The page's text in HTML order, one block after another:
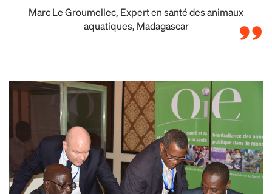
Marc Le Groumellec, Expert en santé des animaux
aquatiques, Madagascar